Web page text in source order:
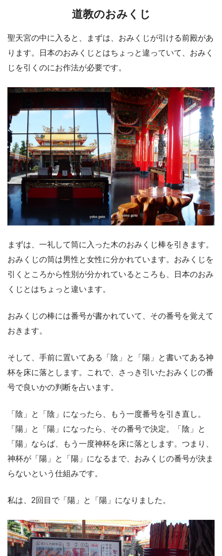
道教のおみくじ
聖天宮の中に入ると、まずは、おみくじが引ける前殿があ
ります。日本のおみくじとはちょっと違っていて、おみく
じを引くのにお作法が必要です。
まずは、一礼して筒に入った木のおみくじ棒を引きます。
おみくじの筒は男性と女性に分かれています。おみくじを
引くところから性別が分かれているところも、日本のおみ
くじとはちょっと違います。
おみくじの棒には番号が書かれていて、その番号を覚えて
おきます。
そして、手前に置いてある「陰」と「陽」と書いてある神
杯を床に落とします。これで、さっき引いたおみくじの番
号で良いかの判断を占います。
「陰」と「陰」になったら、もう一度番号を引き直し。
「陽」と「陽」になったら、その番号で決定。「陰」と
「陽」ならば、もう一度神杯を床に落とします。つまり、
神杯が「陽」と「陽」になるまで、おみくじの番号が決ま
らないという仕組みです。
私は、2回目で「陽」と「陽」になりました。